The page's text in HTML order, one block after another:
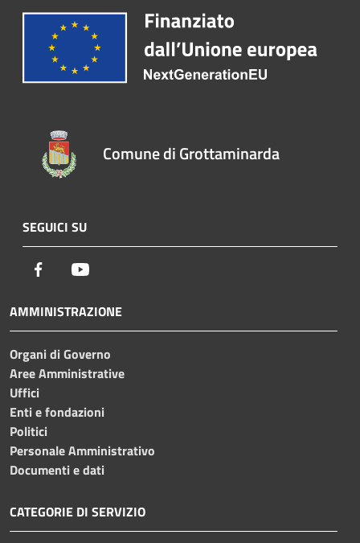
Comune di Grottaminarda
SEGUICI SU
Facebook
AMMINISTRAZIONE
Organi di Governo
Aree Amministrative
Uffici
Enti e fondazioni
Politici
Personale Amministrativo
Documenti e dati
CATEGORIE DI SERVIZIO